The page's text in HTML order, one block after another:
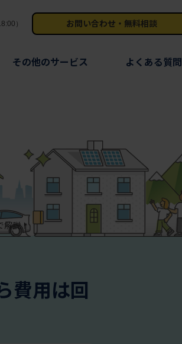
） お問い合わせ・無料相談
その他のサービス よくある質問
解説！
費用は回